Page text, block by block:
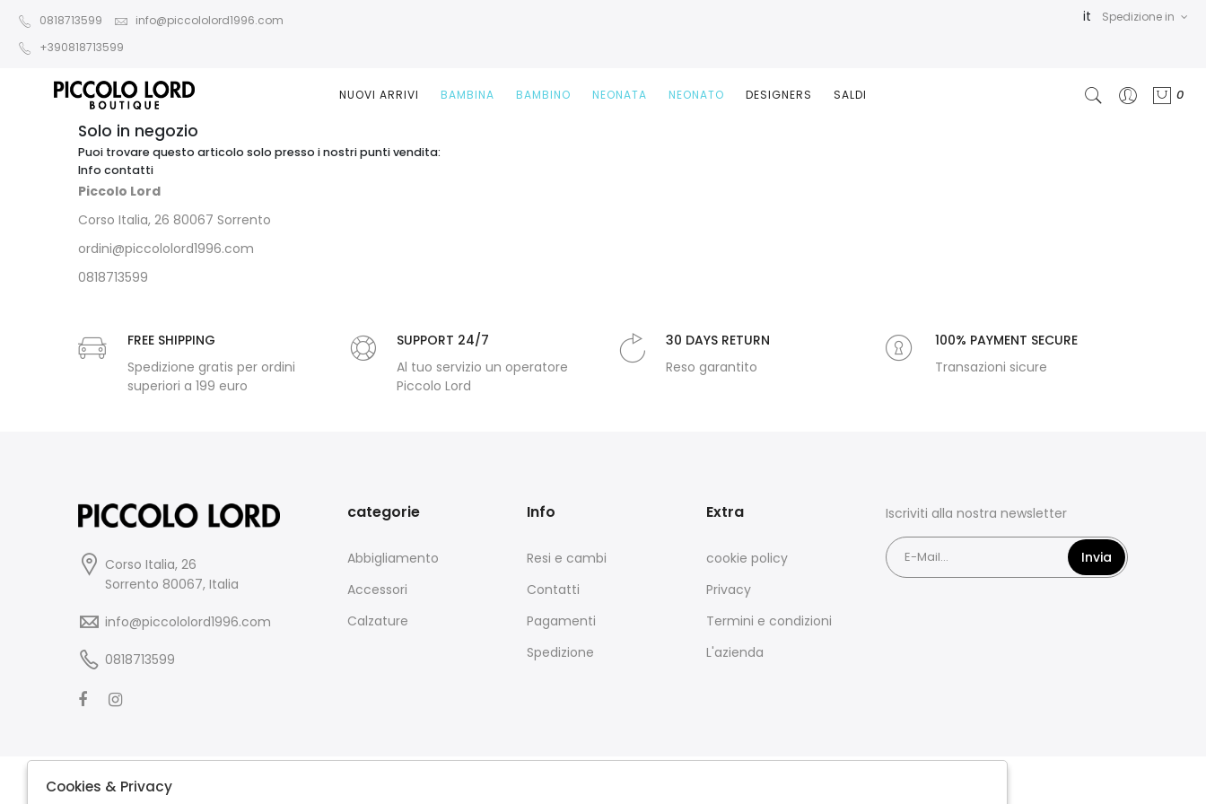
0818713599
info@piccololord1996.com
+390818713599
it Spedizione in
NUOVI ARRIVI BAMBINA BAMBINO NEONATA NEONATO DESIGNERS SALDI 0
Solo in negozio
Puoi trovare questo articolo solo presso i nostri punti vendita:
Info contatti
Piccolo Lord
Corso Italia, 26 80067 Sorrento
ordini@piccololord1996.com
0818713599
FREE SHIPPING
Spedizione gratis per ordini
superiori a 199 euro
SUPPORT 24/7
Al tuo servizio un operatore
Piccolo Lord
30 DAYS RETURN
Reso garantito
100% PAYMENT SECURE
Transazioni sicure
Corso Italia, 26
Sorrento 80067, Italia
info@piccololord1996.com
0818713599
categorie
Abbigliamento
Accessori
Calzature
Info
Resi e cambi
Contatti
Pagamenti
Spedizione
Extra
cookie policy
Privacy
Termini e condizioni
L'azienda
Iscriviti alla nostra newsletter
Invia
Cookies & Privacy